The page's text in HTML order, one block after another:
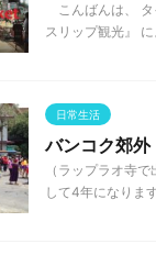
こんばんは、 タ
スリップ観光』
日常生活
バンコク郊
（ラップラオ寺
して4年になりま